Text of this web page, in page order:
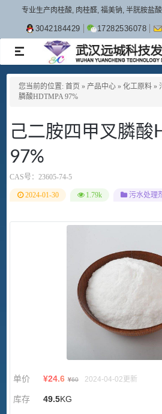
专业生产肉桂酸, 肉桂醛, 福美钠, 半胱胺盐
3042184429 17282536078
TOGGLE
NAVIGATION
您当前的位置: 首页 » 产品中心 » 化工原料 »
膦酸HDTMPA 97%
己二胺四甲叉膦酸
97%
CAS号： 23605-74-5
2024-01-30 1.79k 污水处理
单价 ¥24.6 ¥60 2024-04-02更新
库存 49.5KG